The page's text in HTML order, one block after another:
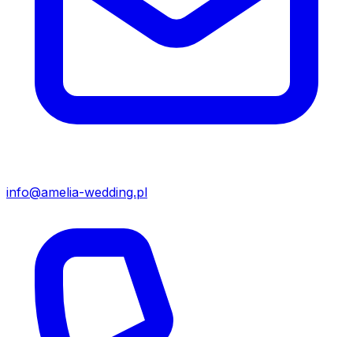
info@amelia-wedding.pl